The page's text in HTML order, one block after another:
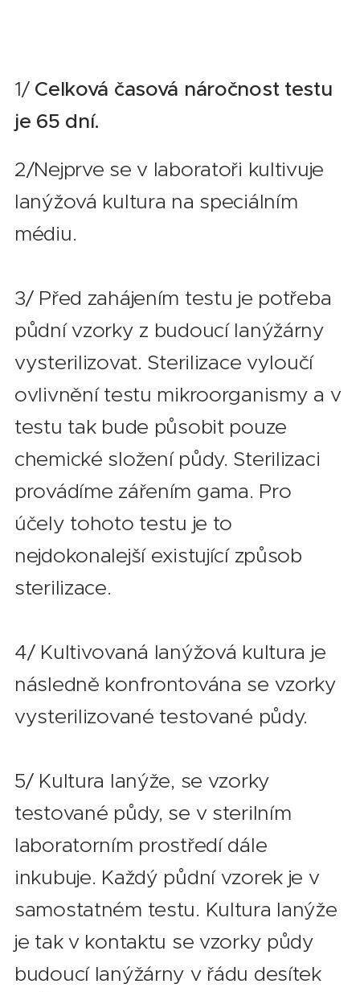
1/ Celková časová náročnost testu
je 65 dní.
2/Nejprve se v laboratoři kultivuje
lanýžová kultura na speciálním
médiu.
3/ Před zahájením testu je potřeba
půdní vzorky z budoucí lanýžárny
vysterilizovat. Sterilizace vyloučí
ovlivnění testu mikroorganismy a v
testu tak bude působit pouze
chemické složení půdy. Sterilizaci
provádíme zářením gama. Pro
účely tohoto testu je to
nejdokonalejší existující způsob
sterilizace.
4/ Kultivovaná lanýžová kultura je
následně konfrontována se vzorky
vysterilizované testované půdy.
5/ Kultura lanýže, se vzorky
testované půdy, se v sterilním
laboratorním prostředí dále
inkubuje. Každý půdní vzorek je v
samostatném testu. Kultura lanýže
je tak v kontaktu se vzorky půdy
budoucí lanýžárny v řádu desítek